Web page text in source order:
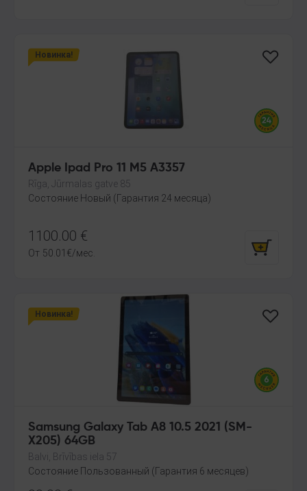
Новинка!
Apple Ipad Pro 11 M5 A3357
Rīga, Jūrmalas gatve 85
Состояние Новый (Гарантия 24 месяца)
1100.00 €
От 50.01 €/мес.
Новинка!
Samsung Galaxy Tab A8 10.5 2021 (SM-
X205) 64GB
Balvi, Brīvības iela 57
Состояние Пользованный (Гарантия 6 месяцев)